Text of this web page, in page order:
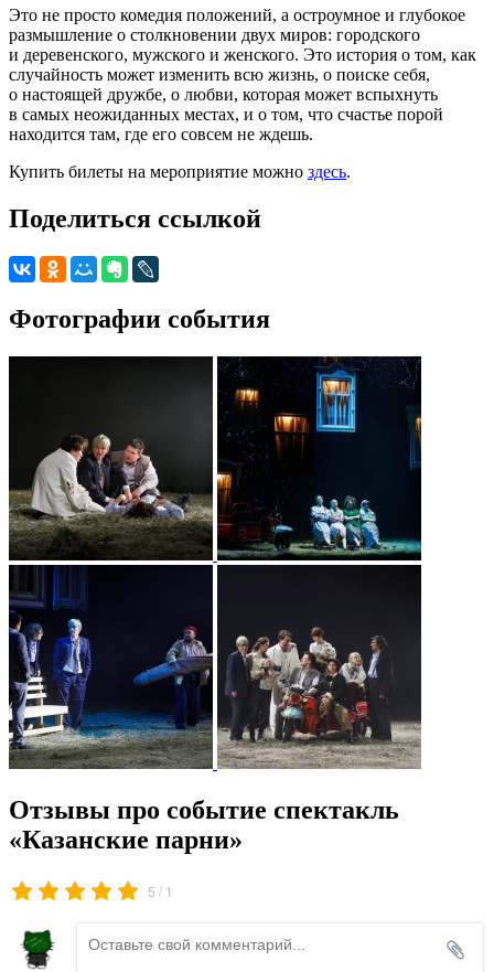
Это не просто комедия положений, а остроумное и глубокое
размышление о столкновении двух миров: городского
и деревенского, мужского и женского. Это история о том, как
случайность может изменить всю жизнь, о поиске себя,
о настоящей дружбе, о любви, которая может вспыхнуть
в самых неожиданных местах, и о том, что счастье порой
находится там, где его совсем не ждешь.
Купить билеты на мероприятие можно здесь.
Поделиться ссылкой
Фотографии события
Отзывы про событие спектакль
«Казанские парни»
5 / 1